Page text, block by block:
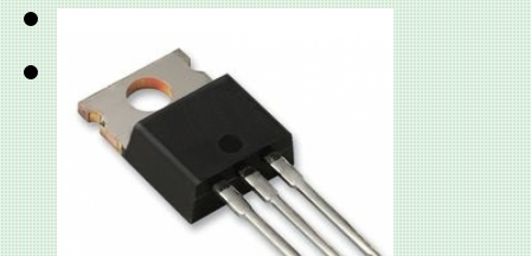
Наш адрес